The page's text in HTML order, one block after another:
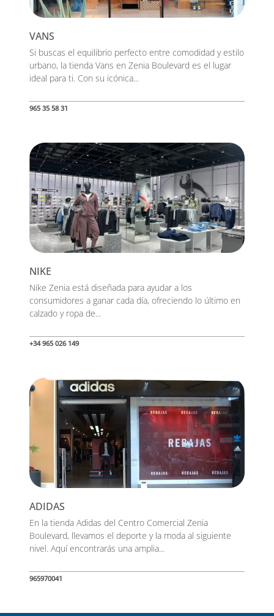
VANS
Si buscas el equilibrio perfecto entre comodidad y estilo
urbano, la tienda Vans en Zenia Boulevard es el lugar
ideal para ti. Con su icónica...
965 35 58 31
NIKE
Nike Zenia está diseñada para ayudar a los
consumidores a ganar cada día, ofreciendo lo último en
calzado y ropa de...
+34 965 026 149
ADIDAS
En la tienda Adidas del Centro Comercial Zenia
Boulevard, llevamos el deporte y la moda al siguiente
nivel. Aquí encontrarás una amplia...
965970041